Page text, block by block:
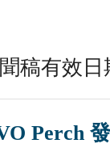
稿有效日
Perch